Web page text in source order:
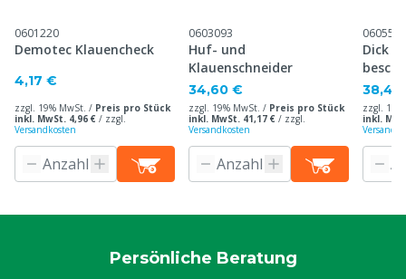
0601220
Demotec Klauencheck
4,17 €
zzgl. 19% MwSt. / Preis pro Stück
inkl. MwSt. 4,96 € / zzgl.
Versandkosten
0603093
Huf- und
Klauenschneider
34,60 €
zzgl. 19% MwSt. / Preis pro Stück
inkl. MwSt. 41,17 € / zzgl.
Versandkosten
0605523
Dick
38,40
zzgl.
inkl.
Persönliche Beratung